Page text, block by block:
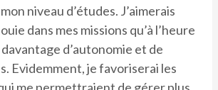
niveau d’études. J’aimerais
dans mes missions qu’à l’heure
d’autonomie et de
Evidemment, je favoriserai les